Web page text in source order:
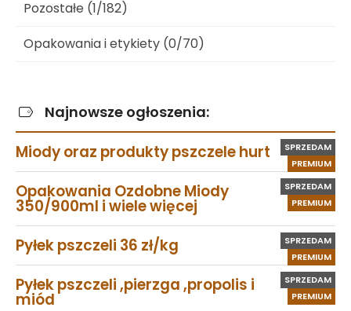
Pozostałe (1/182)
Opakowania i etykiety (0/70)
Najnowsze ogłoszenia:
PREMIUM
SPRZEDAM
Miody oraz produkty pszczele hurt
PREMIUM
SPRZEDAM
Opakowania Ozdobne Miody
350/900ml i wiele więcej
PREMIUM
SPRZEDAM
Pyłek pszczeli 36 zł/kg
PREMIUM
SPRZEDAM
Pyłek pszczeli ,pierzga ,propolis i
miód